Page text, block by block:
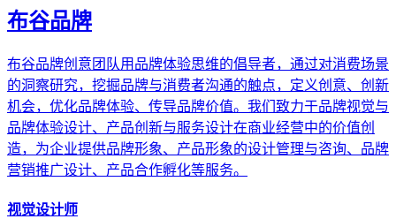
布谷品牌
布谷品牌创意团队用品牌体验思维的倡导者，通过对消费场景
的洞察研究，挖掘品牌与消费者沟通的触点，定义创意、创新
机会，优化品牌体验、传导品牌价值。我们致力于品牌视觉与
品牌体验设计、产品创新与服务设计在商业经营中的价值创
造，为企业提供品牌形象、产品形象的设计管理与咨询、品牌
营销推广设计、产品合作孵化等服务。
视觉设计师